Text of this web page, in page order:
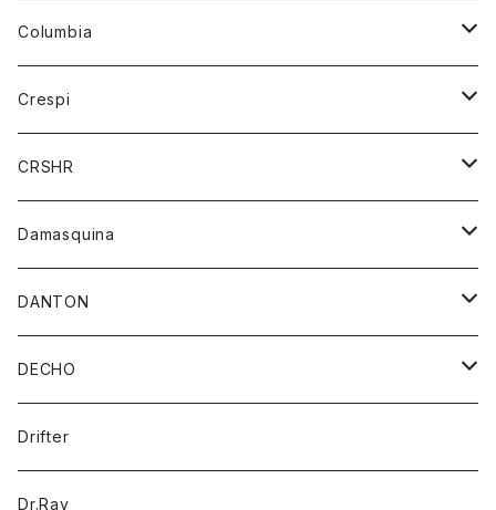
チーフ
バンダナ
トレーナー
パーカー
カーディガン
Tシャツ
パーカー
ニット
Columbia
アウター
ジャケット
Crespi
ジャケット
ワンピース
ブラウス
CRSHR
キャップ
Damasquina
ウォレット
カードケース
バッグ
DANTON
アウター
コート
ジャケット
アクセサリー
バッグ
キッズ
DECHO
帽子
Drifter
Dr.Ray